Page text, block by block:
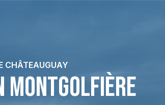
CHÂTEAUGUAY
MONTGOLFIÈRE